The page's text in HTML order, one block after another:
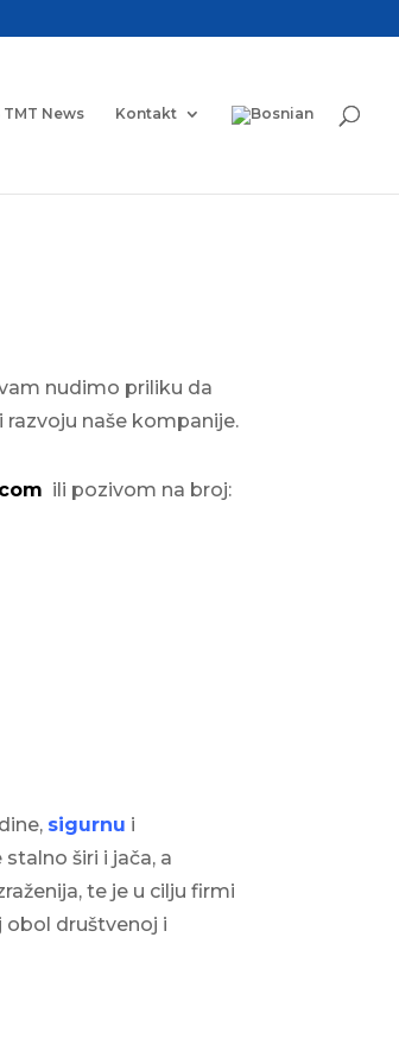
TMT News Kontakt
nudimo priliku da
naše kompanije.
ili pozivom na broj:
sigurnu i
širi i jača, a
te je u cilju firmi
obol društvenoj i